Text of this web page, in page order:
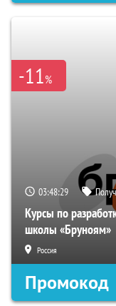
-11%
03:48:28
Курсы по
школы «Бруноям»
Россия
Промокод